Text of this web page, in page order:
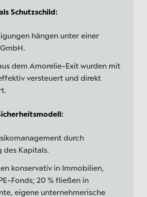
Schutzschild:
hängen unter einer
dem Amorelie-Exit wurden mit
versteuert und direkt
durch
des Kapitals.
konservativ in Immobilien,
Fonds; 20 % fließen in
eigene unternehmerische